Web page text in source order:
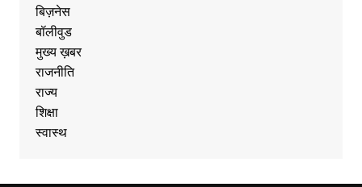
बिज़नेस
बॉलीवुड
मुख्य ख़बर
राजनीति
राज्य
शिक्षा
स्वास्थ